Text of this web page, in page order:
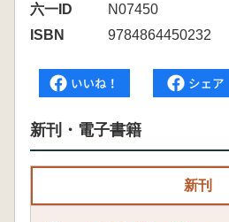
六一ID
N07450
ISBN
9784864450232
新刊・電子書籍
新刊